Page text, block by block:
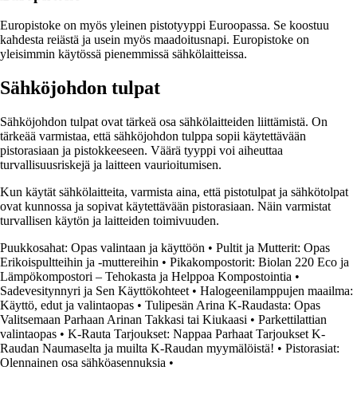
Europistoke on myös yleinen pistotyyppi Euroopassa. Se koostuu
kahdesta reiästä ja usein myös maadoitusnapi. Europistoke on
yleisimmin käytössä pienemmissä sähkölaitteissa.
Sähköjohdon tulpat
Sähköjohdon tulpat ovat tärkeä osa sähkölaitteiden liittämistä. On
tärkeää varmistaa, että sähköjohdon tulppa sopii käytettävään
pistorasiaan ja pistokkeeseen. Väärä tyyppi voi aiheuttaa
turvallisuusriskejä ja laitteen vaurioitumisen.
Kun käytät sähkölaitteita, varmista aina, että pistotulpat ja sähkötolpat
ovat kunnossa ja sopivat käytettävään pistorasiaan. Näin varmistat
turvallisen käytön ja laitteiden toimivuuden.
Puukkosahat: Opas valintaan ja käyttöön • Pultit ja Mutterit: Opas
Erikoispultteihin ja -muttereihin • Pikakompostorit: Biolan 220 Eco ja
Lämpökompostori – Tehokasta ja Helppoa Kompostointia •
Sadevesitynnyri ja Sen Käyttökohteet • Halogeenilamppujen maailma:
Käyttö, edut ja valintaopas • Tulipesän Arina K-Raudasta: Opas
Valitsemaan Parhaan Arinan Takkasi tai Kiukaasi • Parkettilattian
valintaopas • K-Rauta Tarjoukset: Nappaa Parhaat Tarjoukset K-
Raudan Naumaselta ja muilta K-Raudan myymälöistä! • Pistorasiat:
Olennainen osa sähköasennuksia •